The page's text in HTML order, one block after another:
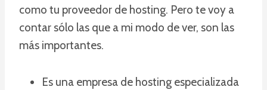
como tu proveedor de hosting. Pero te voy a
contar sólo las que a mi modo de ver, son las
más importantes.
Es una empresa de hosting especializada